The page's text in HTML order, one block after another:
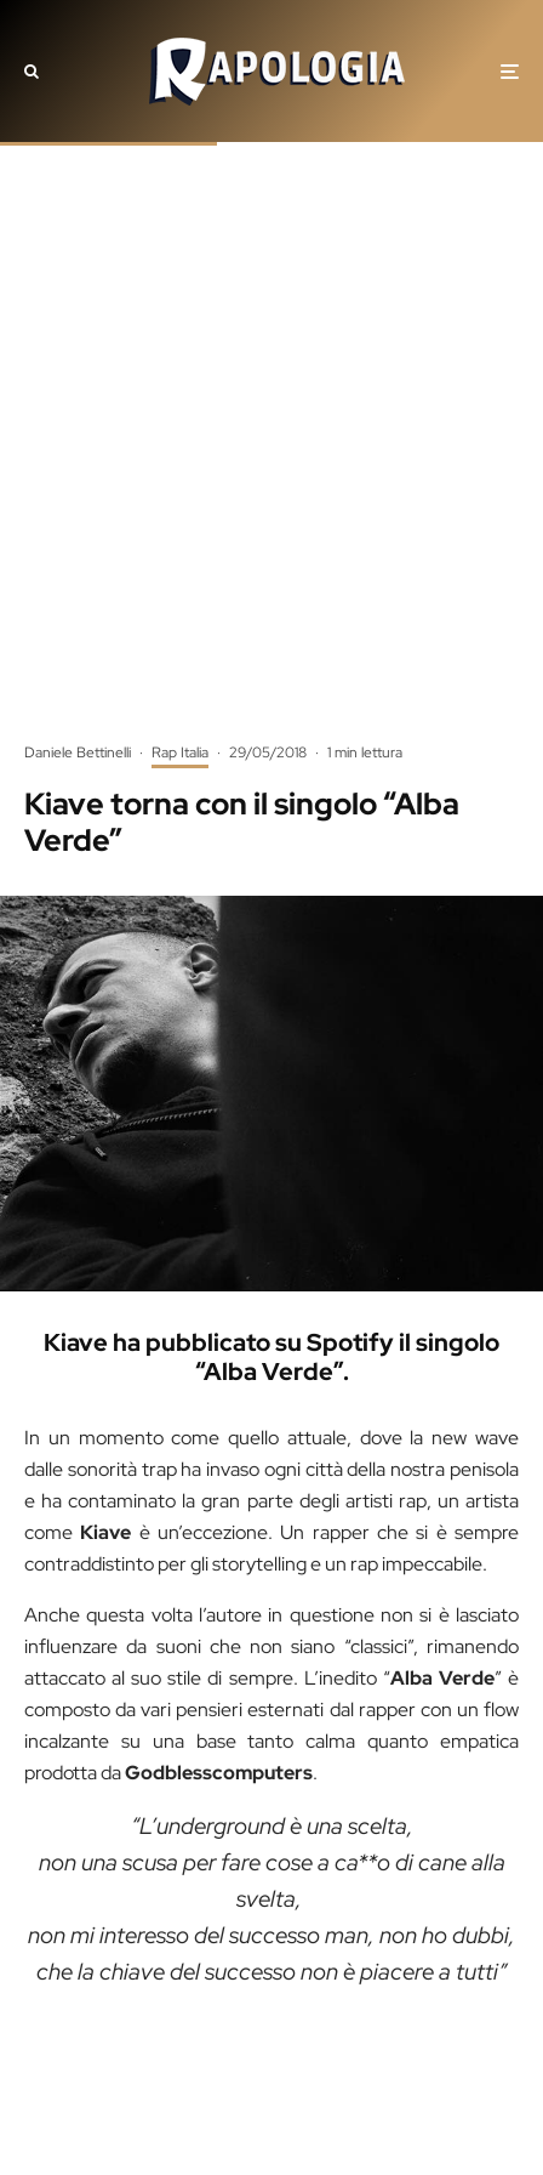
Daniele Bettinelli · Rap Italia · 29/05/2018 · 1 min lettura
Kiave torna con il singolo “Alba
Verde”
Kiave ha pubblicato su Spotify il singolo
“Alba Verde”.
In un momento come quello attuale, dove la new wave
dalle sonorità trap ha invaso ogni città della nostra penisola
e ha contaminato la gran parte degli artisti rap, un artista
come Kiave è un’eccezione. Un rapper che si è sempre
contraddistinto per gli storytelling e un rap impeccabile.
Anche questa volta l’autore in questione non si è lasciato
influenzare da suoni che non siano “classici”, rimanendo
attaccato al suo stile di sempre. L’inedito “Alba Verde” è
composto da vari pensieri esternati dal rapper con un flow
incalzante su una base tanto calma quanto empatica
prodotta daGodblesscomputers.
“L’underground è una scelta,
non una scusa per fare cose a ca**o di cane alla
svelta,
non mi interesso del successo man, non ho dubbi,
che la chiave del successo non è piacere a tutti”